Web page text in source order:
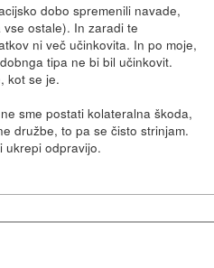
dobo spremenili navade,
ostale). In zaradi te
ni več učinkovita. In po moje,
tipa ne bi bil učinkovit.
kot se je.
sme postati kolateralna škoda,
družbe, to pa se čisto strinjam.
ukrepi odpravijo.